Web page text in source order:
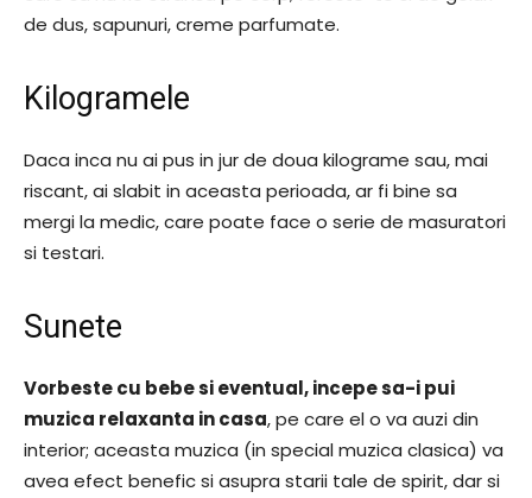
de dus, sapunuri, creme parfumate.
Kilogramele
Daca inca nu ai pus in jur de doua kilograme sau, mai
riscant, ai slabit in aceasta perioada, ar fi bine sa
mergi la medic, care poate face o serie de masuratori
si testari.
Sunete
Vorbeste cu bebe si eventual, incepe sa-i pui
muzica relaxanta in casa, pe care el o va auzi din
interior; aceasta muzica (in special muzica clasica) va
avea efect benefic si asupra starii tale de spirit, dar si